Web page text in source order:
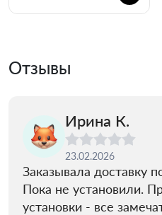
Отзывы
Ирина К.
23.02.2026
Заказывала доставку
Пока не установили.
установки - все